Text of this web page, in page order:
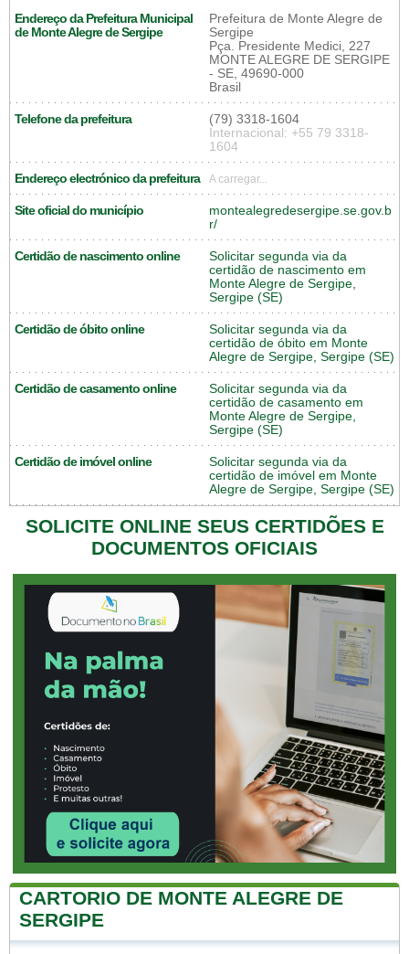
Endereço da Prefeitura Municipal
de Monte Alegre de Sergipe
Prefeitura de Monte Alegre de
Sergipe
Pça. Presidente Medici, 227
MONTE ALEGRE DE SERGIPE
- SE, 49690-000
Brasil
Telefone da prefeitura
(79) 3318-1604
Internacional: +55 79 3318-
1604
Endereço electrónico da prefeitura A carregar...
Site oficial do município
montealegredesergipe.se.gov.b
r/
Certidão de nascimento online
Solicitar segunda via da
certidão de nascimento em
Monte Alegre de Sergipe,
Sergipe (SE)
Certidão de óbito online
Solicitar segunda via da
certidão de óbito em Monte
Alegre de Sergipe, Sergipe (SE)
Certidão de casamento online
Solicitar segunda via da
certidão de casamento em
Monte Alegre de Sergipe,
Sergipe (SE)
Certidão de imóvel online
Solicitar segunda via da
certidão de imóvel em Monte
Alegre de Sergipe, Sergipe (SE)
SOLICITE ONLINE SEUS CERTIDÕES E
DOCUMENTOS OFICIAIS
CARTORIO DE MONTE ALEGRE DE
SERGIPE